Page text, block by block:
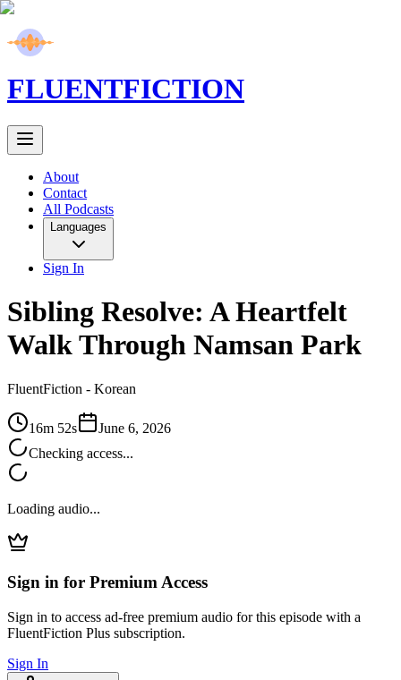
FLUENTFICTION
About
Contact
All Podcasts
Languages
Sign In
Sibling Resolve: A Heartfelt
Walk Through Namsan Park
FluentFiction - Korean
16m 52s
June 6, 2026
Checking access...
Loading audio...
Sign in for Premium Access
Sign in to access ad-free premium audio for this episode with a
FluentFiction Plus subscription.
Sign In